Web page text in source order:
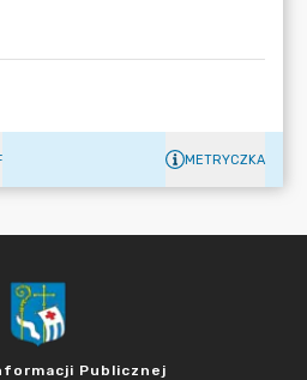
METRYCZKA
Publicznej